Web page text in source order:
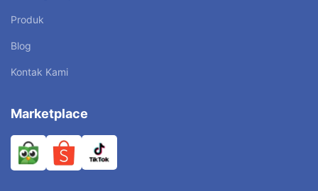
Produk
Blog
Kontak Kami
Marketplace